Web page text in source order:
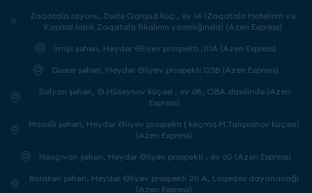
Zaqatala rayonu, Dədə Qorqud küç., ev 14 (Zaqatala Hotelinin və
Kapital bank Zaqatala filialının yaxınlığında) (Azeri Express)
İmişli şəhəri, Heydər Əliyev prospekti ,111A (Azeri Express)
Qusar şəhəri, Heydər Əliyev prospekti 125B (Azeri Express)
Salyan şəhəri, Ə.Hüseynov küçəsi , ev 68, OBA daxilində (Azeri
Express)
Masallı şəhəri, Heydər Əliyev prospektı ( keçmiş M.Talışxanov küçəsi)
(Azeri Express)
Naxçivan şəhəri, Heydər Əliyev prospekti , ev 60 (Azeri Express)
Balakən şəhəri, Heydər Əliyev prospekti 20 A, Loqedex dayanacağı
(Azeri Express)